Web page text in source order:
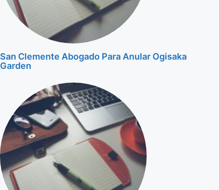
San Clemente Abogado Para Anular Ogisaka
Garden